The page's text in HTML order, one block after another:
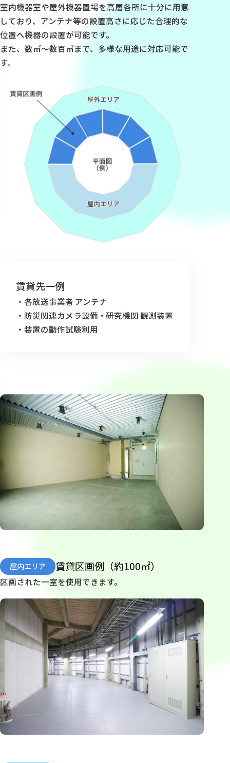
室内機器室や屋外機器置場を高層各所に十分に用意
しており、アンテナ等の設置高さに応じた合理的な
位置へ機器の設置が可能です。
また、数㎡～数百㎡まで、多様な用途に対応可能で
す。
賃貸先一例
各放送事業者 アンテナ
防災関連カメラ設備
研究機関 観測装置
装置の動作試験利用
屋内エリア 賃貸区画例（約100㎡）
区画された一室を使用できます。